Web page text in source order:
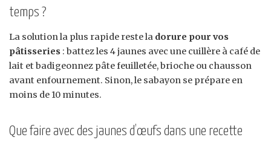
temps ?
La solution la plus rapide reste la dorure pour vos
pâtisseries : battez les 4 jaunes avec une cuillère à café de
lait et badigeonnez pâte feuilletée, brioche ou chausson
avant enfournement. Sinon, le sabayon se prépare en
moins de 10 minutes.
Que faire avec des jaunes d’œufs dans une recette